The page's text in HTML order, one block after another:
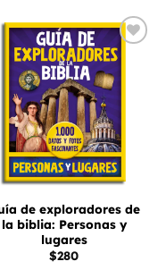
Añadir
lista
de exploradores de
la biblia: Personas y
lugares
$280